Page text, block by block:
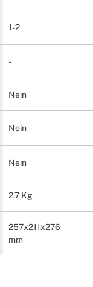
1-2
-
Nein
Nein
Nein
2.7 Kg
257x211x276
mm